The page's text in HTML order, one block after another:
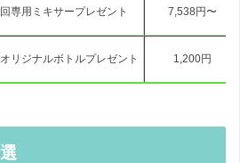
専用ミキサープレゼント 7,538円〜
リジナルボトルプレゼント 1,200円